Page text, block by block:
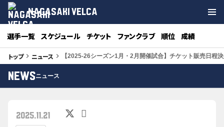
NAGASAKI VELCA
選手一覧 スケジュール チケット ファンクラブ 順位 成績
トップkeyboard_arrow_right ニュース keyboard_arrow_right 【2025-26シーズン1月・2月開催試合】チケット販売日程
NEWSニュース
2025.11.21